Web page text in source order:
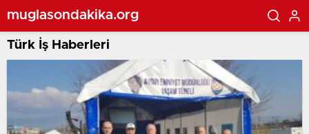
muglasondakika.org
Türk İş Haberleri